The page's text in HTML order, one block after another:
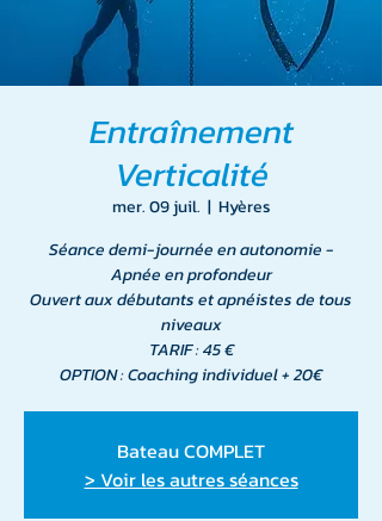
Entraînement
Verticalité
mer. 09 juil.
  |
Hyères
Séance demi-journée en autonomie -
Apnée en profondeur
Ouvert aux débutants et apnéistes de tous
niveaux
TARIF : 45 €
OPTION : Coaching individuel + 20€
Bateau COMPLET
> Voir les autres séances